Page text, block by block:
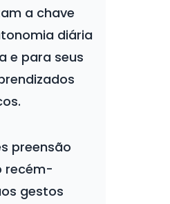
a chave
diária
e para seus
preensão
recém-
gestos